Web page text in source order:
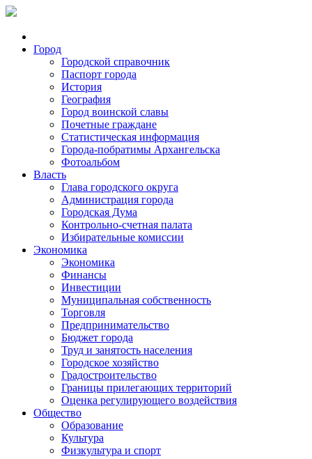
Город
Городской справочник
Паспорт города
История
География
Город воинской славы
Почетные граждане
Статистическая информация
Города-побратимы Архангельска
Фотоальбом
Власть
Глава городского округа
Администрация города
Городская Дума
Контрольно-счетная палата
Избирательные комиссии
Экономика
Экономика
Финансы
Инвестиции
Муниципальная собственность
Торговля
Предпринимательство
Бюджет города
Труд и занятость населения
Городское хозяйство
Градостроительство
Границы прилегающих территорий
Оценка регулирующего воздействия
Общество
Образование
Культура
Физкультура и спорт